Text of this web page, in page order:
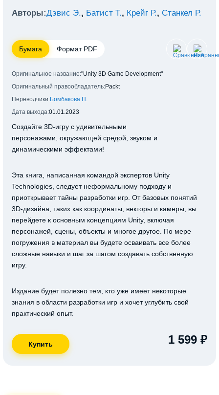
Авторы:Дэвис Э., Батист Т., Крейг Р., Станкел Р.
Бумага Формат PDF
Оригинальное название:"Unity 3D Game Development"
Оригинальный правообладатель:Packt
Переводчики:Бомбакова П.
Дата выхода:01.01.2023
Создайте 3D-игру с удивительными
персонажами, окружающей средой, звуком и
динамическими эффектами!
Эта книга, написанная командой экспертов Unity
Technologies, следует неформальному подходу и
приоткрывает тайны разработки игр. От базовых понятий
3D-дизайна, таких как координаты, векторы и камеры, вы
перейдете к основным концепциям Unity, включая
персонажей, сцены, объекты и многое другое. По мере
погружения в материал вы будете осваивать все более
сложные навыки и шаг за шагом создавать собственную
игру.
Издание будет полезно тем, кто уже имеет некоторые
знания в области разработки игр и хочет углубить свой
практический опыт.
1 599 ₽